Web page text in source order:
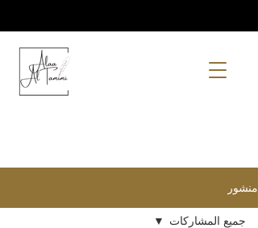
منشور
جميع المشاركات